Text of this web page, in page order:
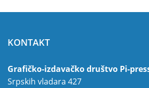
KONTAKT
Grafičko-izdavačko društvo Pi-
Srpskih vladara 427